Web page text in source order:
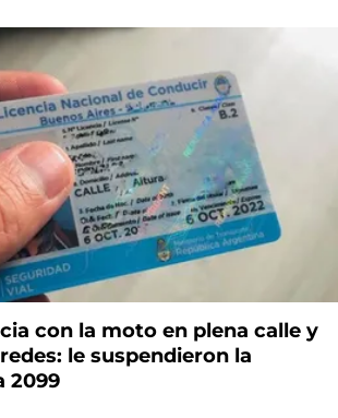
con la moto en plena calle y
le suspendieron la
2099